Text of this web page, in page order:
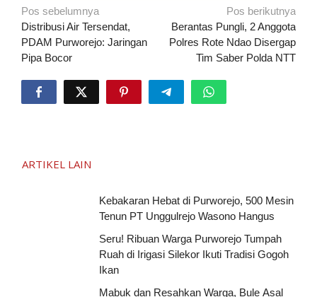
Navigasi
pos
Pos sebelumnya
Distribusi Air Tersendat,
PDAM Purworejo: Jaringan
Pipa Bocor
Pos berikutnya
Berantas Pungli, 2 Anggota
Polres Rote Ndao Disergap
Tim Saber Polda NTT
ARTIKEL LAIN
Kebakaran Hebat di Purworejo, 500 Mesin
Tenun PT Unggulrejo Wasono Hangus
Seru! Ribuan Warga Purworejo Tumpah
Ruah di Irigasi Silekor Ikuti Tradisi Gogoh
Ikan
Mabuk dan Resahkan Warga, Bule Asal